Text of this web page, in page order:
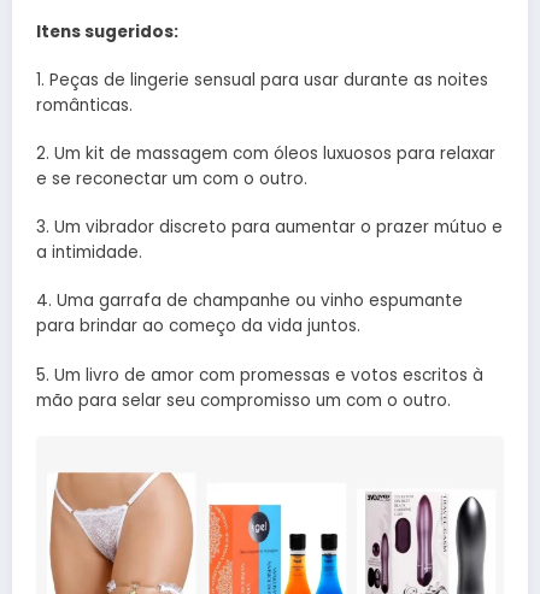
Itens sugeridos:
1. Peças de lingerie sensual para usar durante as noites
românticas.
2. Um kit de massagem com óleos luxuosos para relaxar
e se reconectar um com o outro.
3. Um vibrador discreto para aumentar o prazer mútuo e
a intimidade.
4. Uma garrafa de champanhe ou vinho espumante
para brindar ao começo da vida juntos.
5. Um livro de amor com promessas e votos escritos à
mão para selar seu compromisso um com o outro.